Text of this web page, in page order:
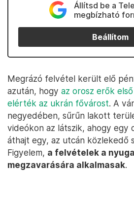
Állítsd be a
megbízható
Beállítom
Megrázó felvétel került elő
azután, hogy az orosz erők
elérték az ukrán fővárost. A
negyedében, sűrűn lakott
videókon az látszik, ahogy egy
áthajt egy, az utcán közlekedő
Figyelem, a felvételek a
megzavarására alkalmasak.